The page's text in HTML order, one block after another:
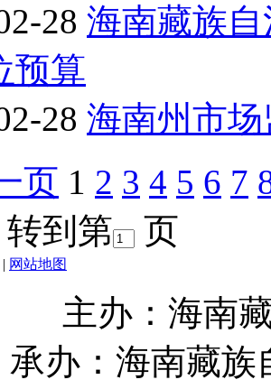
28 海南藏族
预算
28 海南州市
页 1 2 3 4 5 6 7
转到第 页
| 网站地图
主办：海南
承办：海南藏族